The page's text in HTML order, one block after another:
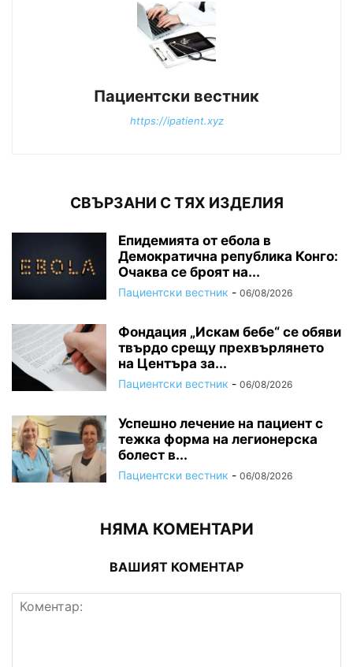
Пациентски вестник
https://ipatient.xyz
СВЪРЗАНИ С ТЯХ ИЗДЕЛИЯ
Епидемията от ебола в
Демократична република Конго:
Очаква се броят на...
Пациентски вестник - 06/08/2026
Фондация „Искам бебе“ се обяви
твърдо срещу прехвърлянето
на Центъра за...
Пациентски вестник - 06/08/2026
Успешно лечение на пациент с
тежка форма на легионерска
болест в...
Пациентски вестник - 06/08/2026
НЯМА КОМЕНТАРИ
ВАШИЯТ КОМЕНТАР